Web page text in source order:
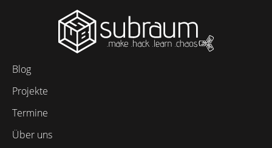
Blog
Projekte
Termine
Über uns